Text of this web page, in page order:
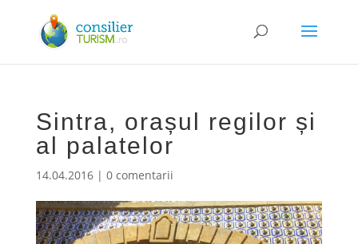
Sintra, orașul regilor și
al palatelor
14.04.2016| 0 comentarii